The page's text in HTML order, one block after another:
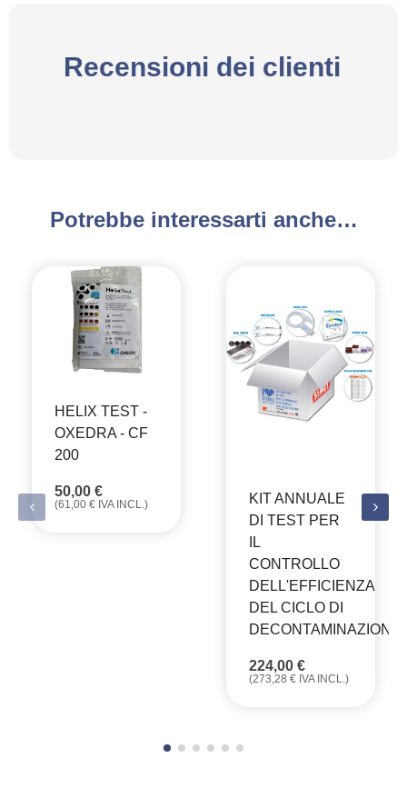
Recensioni dei clienti
Potrebbe interessarti anche…
HELIX TEST -
OXEDRA - CF
200
50,00 €
(61,00 € IVA INCL.)
KIT ANNUALE
DI TEST PER
IL
CONTROLLO
DELL'EFFICIENZA
DEL CICLO DI
DECONTAMINAZIONE
224,00 €
(273,28 € IVA INCL.)